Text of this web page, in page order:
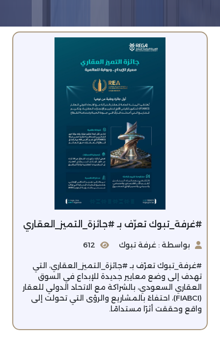
‫#غرفة_تبوك‬⁩ تعرّف بـ ⁧‫#جائزة_التميز_العقاري
بواسطة : غرفة تبوك 612
‏⁧‫#غرفة_تبوك‬⁩ تعرّف بـ ⁧‫#جائزة_التميز_العقاري‬⁩، ‏التي
تهدف إلى وضع معايير جديدة للإبداع في السوق
العقاري السعودي، بالشراكة مع الاتحاد الدولي للعقار
(FIABCI)، احتفاءً بالمشاريع والرؤى التي تحولت إلى
واقع وحققت أثرًا مستدامًا.